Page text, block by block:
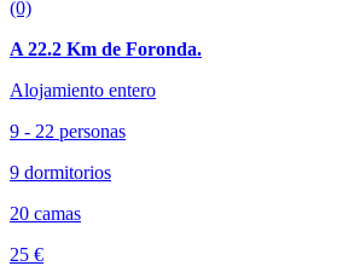
(0)
A 22.2 Km de Foronda.
Alojamiento entero
9 - 22 personas
9 dormitorios
20 camas
25 €